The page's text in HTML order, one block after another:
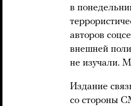
в
авторов
внешней
не изучали.
Издание
со стороны